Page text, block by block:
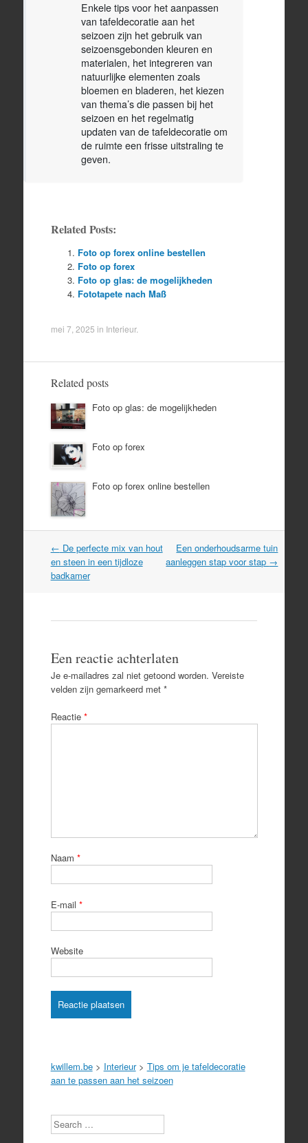
Enkele tips voor het aanpassen
van tafeldecoratie aan het
seizoen zijn het gebruik van
seizoensgebonden kleuren en
materialen, het integreren van
natuurlijke elementen zoals
bloemen en bladeren, het kiezen
van thema’s die passen bij het
seizoen en het regelmatig
updaten van de tafeldecoratie om
de ruimte een frisse uitstraling te
geven.
Related Posts:
Foto op forex online bestellen
Foto op forex
Foto op glas: de mogelijkheden
Fototapete nach Maß
mei 7, 2025 in Interieur.
Related posts
Foto op glas: de mogelijkheden
Foto op forex
Foto op forex online bestellen
Post
navigation
← De perfecte mix van hout
en steen in een tijdloze
badkamer
Een onderhoudsarme tuin
aanleggen stap voor stap →
Een reactie achterlaten
Je e-mailadres zal niet getoond worden. Vereiste
velden zijn gemarkeerd met *
Reactie *
Naam *
E-mail *
Website
kwillem.be> Interieur> Tips om je tafeldecoratie
aan te passen aan het seizoen
Search